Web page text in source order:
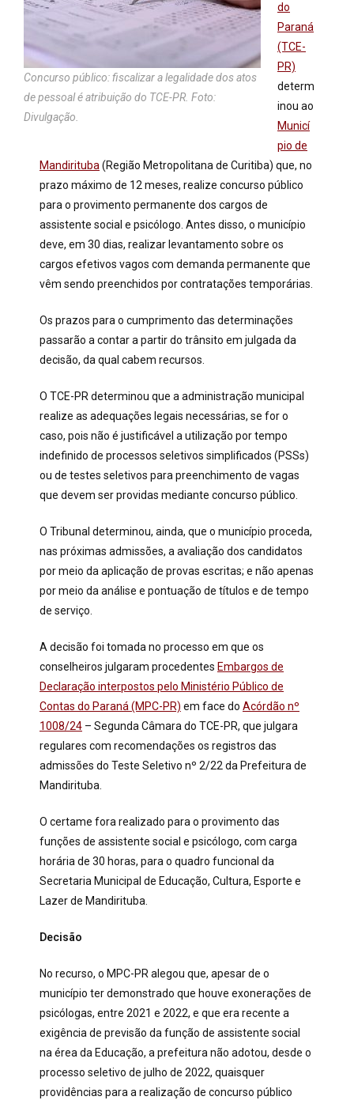
Concurso público: fiscalizar a legalidade dos atos
de pessoal é atribuição do TCE-PR. Foto:
Divulgação.
do
Paraná
(TCE-
PR)
determ
inou ao
Municí
pio de
Mandirituba (Região Metropolitana de Curitiba) que, no
prazo máximo de 12 meses, realize concurso público
para o provimento permanente dos cargos de
assistente social e psicólogo. Antes disso, o município
deve, em 30 dias, realizar levantamento sobre os
cargos efetivos vagos com demanda permanente que
vêm sendo preenchidos por contratações temporárias.
Os prazos para o cumprimento das determinações
passarão a contar a partir do trânsito em julgada da
decisão, da qual cabem recursos.
O TCE-PR determinou que a administração municipal
realize as adequações legais necessárias, se for o
caso, pois não é justificável a utilização por tempo
indefinido de processos seletivos simplificados (PSSs)
ou de testes seletivos para preenchimento de vagas
que devem ser providas mediante concurso público.
O Tribunal determinou, ainda, que o município proceda,
nas próximas admissões, a avaliação dos candidatos
por meio da aplicação de provas escritas; e não apenas
por meio da análise e pontuação de títulos e de tempo
de serviço.
A decisão foi tomada no processo em que os
conselheiros julgaram procedentes Embargos de
Declaração interpostos pelo Ministério Público de
Contas do Paraná (MPC-PR) em face do Acórdão nº
1008/24 – Segunda Câmara do TCE-PR, que julgara
regulares com recomendações os registros das
admissões do Teste Seletivo nº 2/22 da Prefeitura de
Mandirituba.
O certame fora realizado para o provimento das
funções de assistente social e psicólogo, com carga
horária de 30 horas, para o quadro funcional da
Secretaria Municipal de Educação, Cultura, Esporte e
Lazer de Mandirituba.
Decisão
No recurso, o MPC-PR alegou que, apesar de o
município ter demonstrado que houve exonerações de
psicólogas, entre 2021 e 2022, e que era recente a
exigência de previsão da função de assistente social
na érea da Educação, a prefeitura não adotou, desde o
processo seletivo de julho de 2022, quaisquer
providências para a realização de concurso público